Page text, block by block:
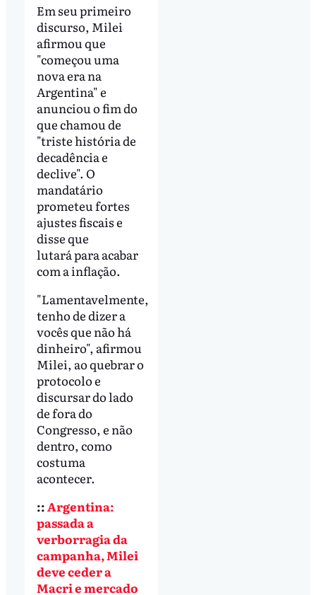
Em seu primeiro
discurso, Milei
afirmou que
"começou uma
nova era na
Argentina" e
anunciou o fim do
que chamou de
"triste história de
decadência e
declive". O
mandatário
prometeu fortes
ajustes fiscais e
disse que
lutará para acabar
com a inflação.
"Lamentavelmente,
tenho de dizer a
vocês que não há
dinheiro", afirmou
Milei, ao quebrar o
protocolo e
discursar do lado
de fora do
Congresso, e não
dentro, como
costuma
acontecer.
::Argentina:
passada a
verborragia da
campanha, Milei
deve ceder a
Macri e mercado